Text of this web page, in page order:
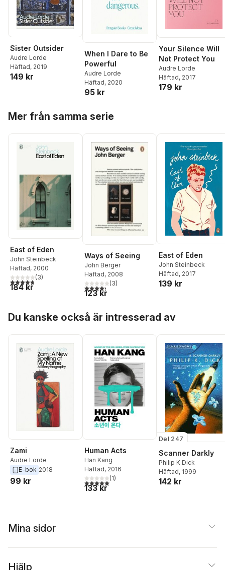
Sister Outsider
Audre Lorde
Häftad, 2019
149 kr
When I Dare to Be
Powerful
Audre Lorde
Häftad, 2020
95 kr
Your Silence Will
Not Protect You
Audre Lorde
Häftad, 2017
179 kr
Mer från samma serie
East of Eden
John Steinbeck
Häftad, 2000
4,7utav 5 stjärnor. Totalt antal röster:
(3)
184 kr
Ways of Seeing
John Berger
Häftad, 2008
4,3utav 5 stjärnor. Totalt antal röster:
(3)
123 kr
East of Eden
John Steinbeck
Häftad, 2017
139 kr
Du kanske också är intresserad av
Zami
Audre Lorde
E-bok 2018
99 kr
Human Acts
Han Kang
Häftad, 2016
5,0utav 5 stjärnor. Totalt antal röster:
(1)
133 kr
Del 247
Scanner Darkly
Philip K Dick
Häftad, 1999
142 kr
Mina sidor
Hjälp